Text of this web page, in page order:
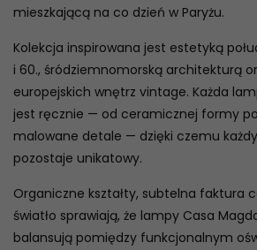
mieszkającą na co dzień w Paryżu.
Kolekcja inspirowana jest estetyką
i 60., śródziemnomorską architekturą
europejskich wnętrz vintage. Każda
jest ręcznie — od ceramicznej formy
malowane detale — dzięki czemu
pozostaje unikatowy.
Organiczne kształty, subtelna faktura
światło sprawiają, że lampy Casa
balansują pomiędzy funkcjonalnym